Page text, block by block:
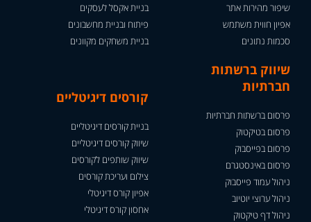
שיפור מהירות אתר
אפיון חווית משתמש
סכמות נתונים
בניית אקסל לעסקים
פיתוח ובניית מחשבונים
בניית משחקים מקוונים
שיווק ברשתות
חברתיות
פרסום ברשתות חברתיות
פרסום בטיקטוק
פרסום בפייסבוק
פרסום באינסטגרם
ניהול עמוד פייסבוק
ניהול ערוצי יוטיוב
ניהול דף טיקטוק
קורסים דיגיטליים
בניית קורסים דיגיטליים
שיווק קורסים דיגיטליים
שיווק שותפים לקורסים
צילום ועריכת קורסים
אפיון קורס דיגיטלי
אחסון קורס דיגיטלי